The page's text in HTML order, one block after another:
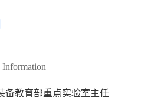
Information
备教育部重点实验室主任